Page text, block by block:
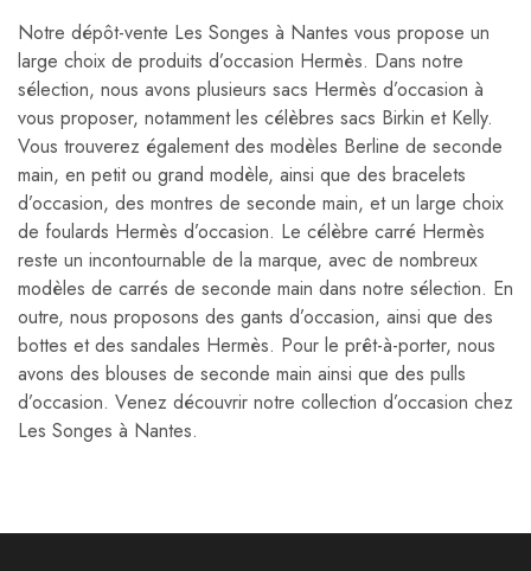
Notre dépôt-vente Les Songes à Nantes vous propose un
large choix de produits d’occasion Hermès. Dans notre
sélection, nous avons plusieurs sacs Hermès d’occasion à
vous proposer, notamment les célèbres sacs Birkin et Kelly.
Vous trouverez également des modèles Berline de seconde
main, en petit ou grand modèle, ainsi que des bracelets
d’occasion, des montres de seconde main, et un large choix
de foulards Hermès d’occasion. Le célèbre carré Hermès
reste un incontournable de la marque, avec de nombreux
modèles de carrés de seconde main dans notre sélection. En
outre, nous proposons des gants d’occasion, ainsi que des
bottes et des sandales Hermès. Pour le prêt-à-porter, nous
avons des blouses de seconde main ainsi que des pulls
d’occasion. Venez découvrir notre collection d’occasion chez
Les Songes à Nantes.